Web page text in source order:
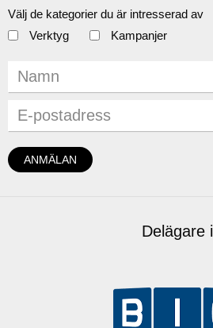
Välj de kategorier du är intresserad av
Verktyg
Kampanjer
Delägare i